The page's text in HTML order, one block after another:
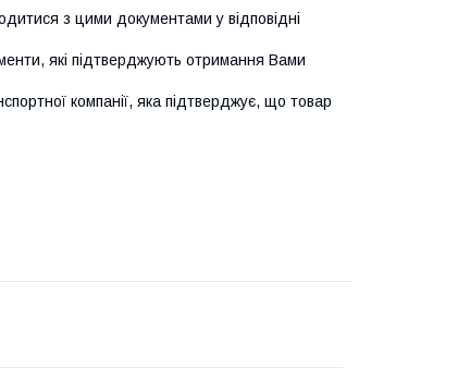
з цими документами у відповідні
які підтверджують отримання Вами
компанії, яка підтверджує, що товар